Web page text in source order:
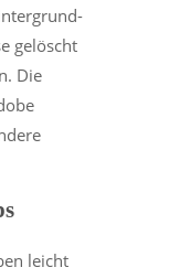
gelöscht
Die
leicht